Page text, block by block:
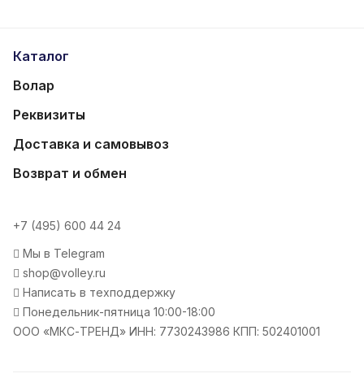
Каталог
Волар
Реквизиты
Доставка и самовывоз
Возврат и обмен
+7 (495) 600 44 24
Мы в Telegram
shop@volley.ru
Написать в техподдержку
Понедельник-пятница 10:00-18:00
ООО «МКС-ТРЕНД» ИНН: 7730243986 КПП: 502401001